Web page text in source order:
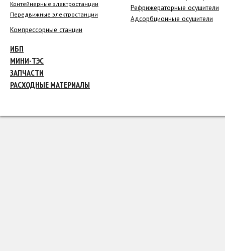
Контейнерные электростанции
Передвижные электростанции
Рефрижераторные осушители
Адсорбционные осушители
Компрессорные станции
ИБП
МИНИ-ТЭС
ЗАПЧАСТИ
РАСХОДНЫЕ МАТЕРИАЛЫ